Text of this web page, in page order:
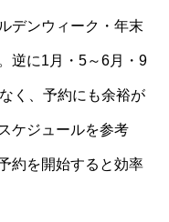
デンウィーク・年末
逆に1月・5～6月・9
く、予約にも余裕が
ケジュールを参考
約を開始すると効率